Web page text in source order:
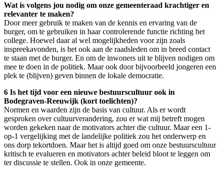
Wat is volgens jou nodig om onze gemeenteraad krachtiger en
relevanter te maken?
Door meer gebruik te maken van de kennis en ervaring van de
burger, om te gebruiken in haar controlerende functie richting het
college. Hoewel daar al wel mogelijkheden voor zijn zoals
inspreekavonden, is het ook aan de raadsleden om in breed contact
te staan met de burger. En om de inwoners uit te blijven nodigen om
mee te doen in de politiek. Maar ook door bijvoorbeeld jongeren een
plek te (blijven) geven binnen de lokale democratie.
6 Is het tijd voor een nieuwe bestuurscultuur ook in
Bodegraven-Reeuwijk (kort toelichten)?
Normen en waarden zijn de basis van cultuur. Als er wordt
gesproken over cultuurverandering, zou er wat mij betreft mogen
worden gekeken naar de motivators achter die cultuur. Maar een 1-
op-1 vergelijking met de landelijke politiek zou het onderwerp en
ons dorp tekortdoen. Maar het is altijd goed om onze bestuurscultuur
kritisch te evalueren en motivators achter beleid bloot te leggen om
ter discussie te stellen. Ook in onze gemeente.